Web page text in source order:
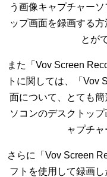
う画像キャプチャー
ップ画面を録画する
とが
また「Vov Screen
トに関しては、「Vov
面について、とても
ソコンのデスクトッ
ャプチャ
さらに「Vov Screen
フトを使用して録画